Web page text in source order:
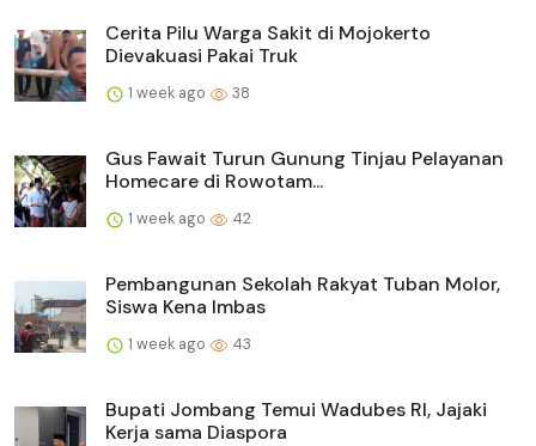
Cerita Pilu Warga Sakit di Mojokerto
Dievakuasi Pakai Truk
1 week ago 38
Gus Fawait Turun Gunung Tinjau Pelayanan
Homecare di Rowotam...
1 week ago 42
Pembangunan Sekolah Rakyat Tuban Molor,
Siswa Kena Imbas
1 week ago 43
Bupati Jombang Temui Wadubes RI, Jajaki
Kerja sama Diaspora